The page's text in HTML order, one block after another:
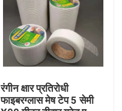
रंगीन क्षार प्रतिरोधी
फाइबरग्लास मेष टेप 5 सेमी